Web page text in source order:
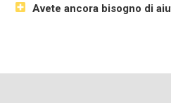
Avete ancora bisogno di